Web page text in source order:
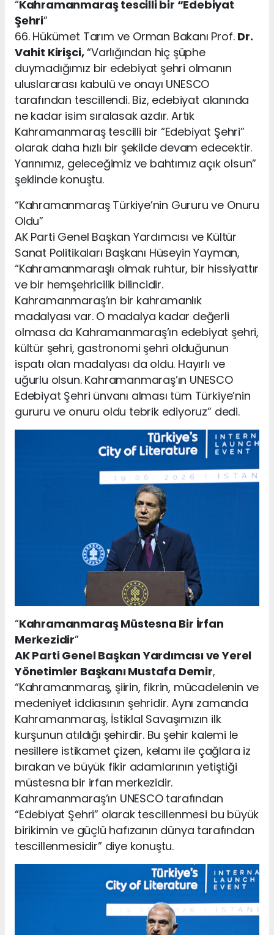
“Kahramanmaraş tescilli bir “Edebiyat
Şehri”
66. Hükümet Tarım ve Orman Bakanı Prof. Dr.
Vahit Kirişci,“Varlığından hiç şüphe
duymadığımız bir edebiyat şehri olmanın
uluslararası kabulü ve onayı UNESCO
tarafından tescillendi. Biz, edebiyat alanında
ne kadar isim sıralasak azdır. Artık
Kahramanmaraş tescilli bir “Edebiyat Şehri”
olarak daha hızlı bir şekilde devam edecektir.
Yarınımız, geleceğimiz ve bahtımız açık olsun”
şeklinde konuştu.
“Kahramanmaraş Türkiye’nin Gururu ve Onuru
Oldu”
AK Parti Genel Başkan Yardımcısı ve Kültür
Sanat Politikaları Başkanı Hüseyin Yayman,
“Kahramanmaraşlı olmak ruhtur, bir hissiyattır
ve bir hemşehricilik bilincidir.
Kahramanmaraş’ın bir kahramanlık
madalyası var. O madalya kadar değerli
olmasa da Kahramanmaraş’ın edebiyat şehri,
kültür şehri, gastronomi şehri olduğunun
ispatı olan madalyası da oldu. Hayırlı ve
uğurlu olsun. Kahramanmaraş’ın UNESCO
Edebiyat Şehri ünvanı alması tüm Türkiye’nin
gururu ve onuru oldu tebrik ediyoruz” dedi.
“Kahramanmaraş Müstesna Bir İrfan
Merkezidir”
AK Parti Genel Başkan Yardımcısı ve Yerel
Yönetimler Başkanı Mustafa Demir,
“Kahramanmaraş, şiirin, fikrin, mücadelenin ve
medeniyet iddiasının şehridir. Aynı zamanda
Kahramanmaraş, İstiklal Savaşımızın ilk
kurşunun atıldığı şehirdir. Bu şehir kalemi le
nesillere istikamet çizen, kelamı ile çağlara iz
bırakan ve büyük fikir adamlarının yetiştiği
müstesna bir irfan merkezidir.
Kahramanmaraş’ın UNESCO tarafından
“Edebiyat Şehri” olarak tescillenmesi bu büyük
birikimin ve güçlü hafızanın dünya tarafından
tescillenmesidir” diye konuştu.